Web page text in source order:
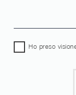
Ho preso